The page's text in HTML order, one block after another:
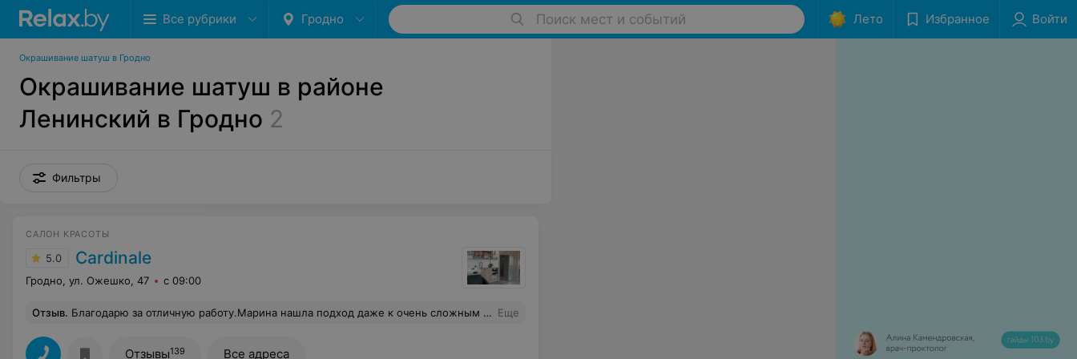
Все рубрики Гродно Поиск мест и событий Лето Избранное Войти
Окрашивание шатуш в Гродно
Окрашивание шатуш в районе
Ленинский в Гродно 2
Фильтры
САЛОН КРАСОТЫ
5.0 Cardinale
Гродно, ул. Ожешко, 47 с 09:00
Отзыв. Благодарю за отличную работу.Марина нашла подход даже к очень сложным волосам. Еще
Отзывы139 Все адреса